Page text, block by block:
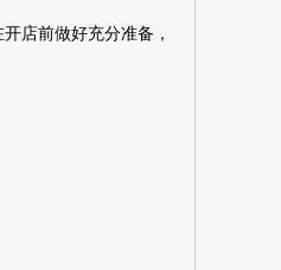
店前做好充分准备，